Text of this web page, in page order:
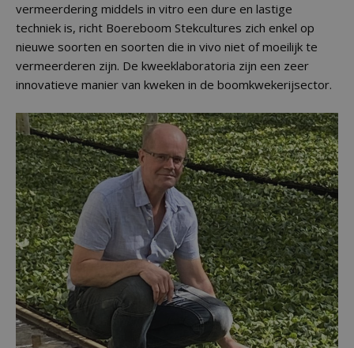
vermeerdering middels in vitro een dure en lastige
techniek is, richt Boereboom Stekcultures zich enkel op
nieuwe soorten en soorten die in vivo niet of moeilijk te
vermeerderen zijn. De kweeklaboratoria zijn een zeer
innovatieve manier van kweken in de boomkwekerijsector.